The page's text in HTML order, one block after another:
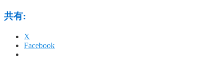
共有:
X
Facebook